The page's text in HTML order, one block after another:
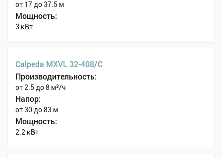
от 17 до 37.5 м
Мощность:
3 кВт
Calpeda MXVL 32-408/C
Производительность:
от 2.5 до 8 м³/ч
Напор:
от 30 до 83 м
Мощность:
2.2 кВт